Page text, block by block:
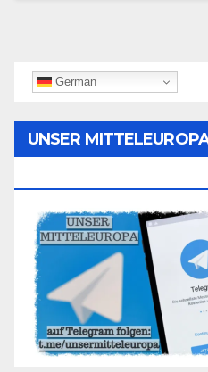
German
UNSER